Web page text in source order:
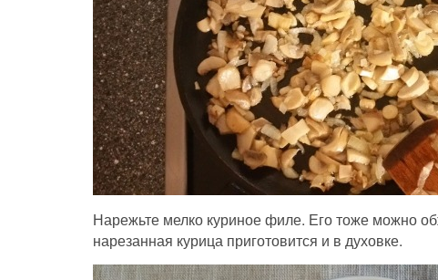
Нарежьте мелко куриное филе. Его тоже можно
нарезанная курица приготовится и в духовке.